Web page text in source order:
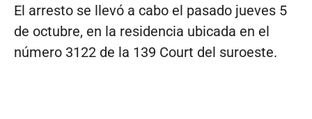
El arresto se llevó a cabo el pasado jueves 5
de octubre, en la residencia ubicada en el
número 3122 de la 139 Court del suroeste.